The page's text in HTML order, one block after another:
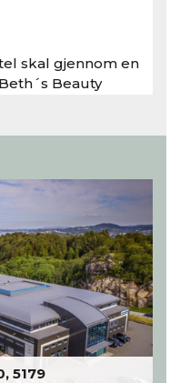
skal gjennom en
Beauty
5179